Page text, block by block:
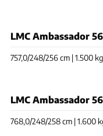
LMC Ambassador
757,0/248/256 cm | 1.500
LMC Ambassador
768,0/248/258 cm | 1.600